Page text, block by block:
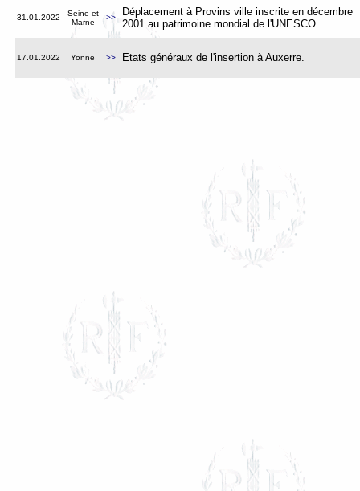
31.01.2022
Seine et
Marne
>>
Déplacement à Provins ville inscrite en décembre
2001 au patrimoine mondial de l'UNESCO.
17.01.2022 Yonne >> Etats généraux de l'insertion à Auxerre.